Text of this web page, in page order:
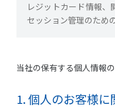
レジットカード情報、
セッション管理のため
当社の保有する個人情報
1. 個人のお客様